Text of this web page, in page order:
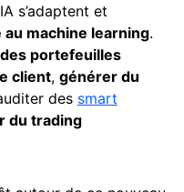
s’adaptent et
machine learning.
portefeuilles
client, générer du
des smart
du trading